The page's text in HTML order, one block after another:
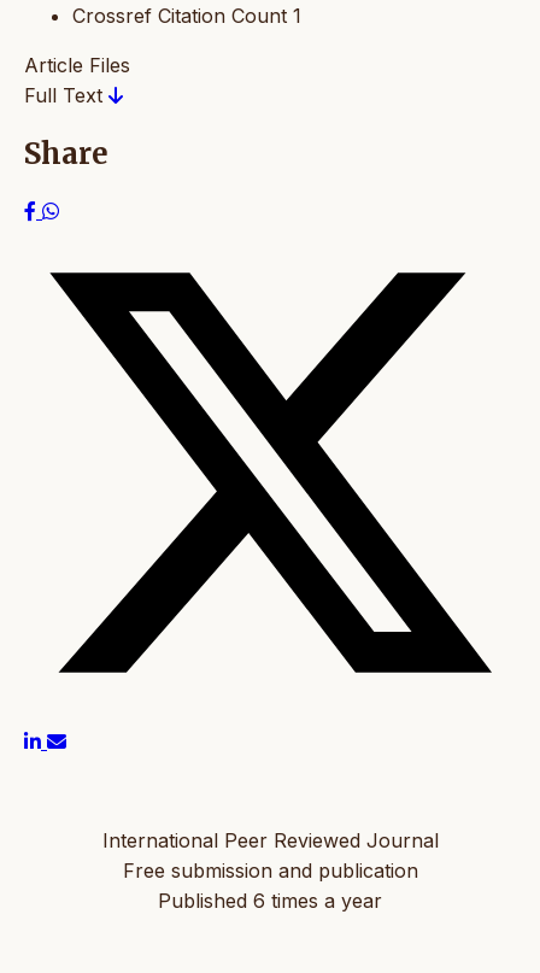
Crossref Citation Count 1
Article Files
Full Text
Share
International Peer Reviewed Journal
Free submission and publication
Published 6 times a year